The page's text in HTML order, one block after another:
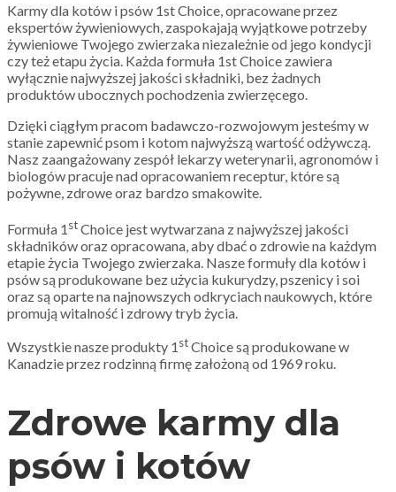
Karmy dla kotów i psów 1st Choice, opracowane przez
ekspertów żywieniowych, zaspokajają wyjątkowe potrzeby
żywieniowe Twojego zwierzaka niezależnie od jego kondycji
czy też etapu życia. Każda formuła 1st Choice zawiera
wyłącznie najwyższej jakości składniki, bez żadnych
produktów ubocznych pochodzenia zwierzęcego.
Dzięki ciągłym pracom badawczo-rozwojowym jesteśmy w
stanie zapewnić psom i kotom najwyższą wartość odżywczą.
Nasz zaangażowany zespół lekarzy weterynarii, agronomów i
biologów pracuje nad opracowaniem receptur, które są
pożywne, zdrowe oraz bardzo smakowite.
Formuła 1stChoice jest wytwarzana z najwyższej jakości
składników oraz opracowana, aby dbać o zdrowie na każdym
etapie życia Twojego zwierzaka. Nasze formuły dla kotów i
psów są produkowane bez użycia kukurydzy, pszenicy i soi
oraz są oparte na najnowszych odkryciach naukowych, które
promują witalność i zdrowy tryb życia.
Wszystkie nasze produkty 1stChoice są produkowane w
Kanadzie przez rodzinną firmę założoną od 1969 roku.
Zdrowe karmy dla
psów i kotów